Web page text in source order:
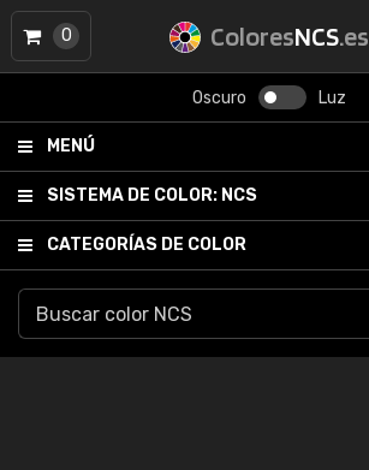
ColoresNCS.es
Oscuro Luz
MENÚ
SISTEMA DE COLOR: NCS
CATEGORÍAS DE COLOR
0